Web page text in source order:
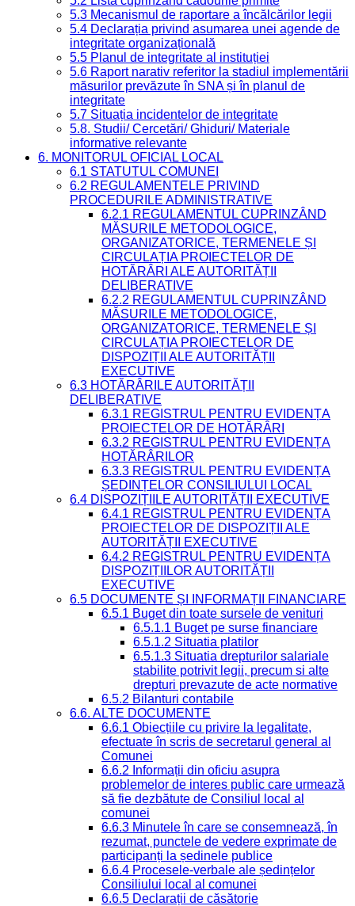
5.3 Mecanismul de raportare a încălcărilor legii
5.4 Declarația privind asumarea unei agende de
integritate organizațională
5.5 Planul de integritate al instituției
5.6 Raport narativ referitor la stadiul implementării
măsurilor prevăzute în SNA și în planul de
integritate
5.7 Situația incidentelor de integritate
5.8. Studii/ Cercetări/ Ghiduri/ Materiale
informative relevante
6. MONITORUL OFICIAL LOCAL
6.1 STATUTUL COMUNEI
6.2 REGULAMENTELE PRIVIND
PROCEDURILE ADMINISTRATIVE
6.2.1 REGULAMENTUL CUPRINZÂND
MĂSURILE METODOLOGICE,
ORGANIZATORICE, TERMENELE ȘI
CIRCULAȚIA PROIECTELOR DE
HOTĂRÂRI ALE AUTORITĂȚII
DELIBERATIVE
6.2.2 REGULAMENTUL CUPRINZÂND
MĂSURILE METODOLOGICE,
ORGANIZATORICE, TERMENELE ȘI
CIRCULAȚIA PROIECTELOR DE
DISPOZIȚII ALE AUTORITĂȚII
EXECUTIVE
6.3 HOTĂRÂRILE AUTORITĂȚII
DELIBERATIVE
6.3.1 REGISTRUL PENTRU EVIDENȚA
PROIECTELOR DE HOTĂRÂRI
6.3.2 REGISTRUL PENTRU EVIDENȚA
HOTĂRÂRILOR
6.3.3 REGISTRUL PENTRU EVIDENȚA
ȘEDINȚELOR CONSILIULUI LOCAL
6.4 DISPOZIȚIILE AUTORITĂȚII EXECUTIVE
6.4.1 REGISTRUL PENTRU EVIDENȚA
PROIECTELOR DE DISPOZIȚII ALE
AUTORITĂȚII EXECUTIVE
6.4.2 REGISTRUL PENTRU EVIDENȚA
DISPOZIȚIILOR AUTORITĂȚII
EXECUTIVE
6.5 DOCUMENTE ȘI INFORMAȚII FINANCIARE
6.5.1 Buget din toate sursele de venituri
6.5.1.1 Buget pe surse financiare
6.5.1.2 Situatia platilor
6.5.1.3 Situatia drepturilor salariale
stabilite potrivit legii, precum si alte
drepturi prevazute de acte normative
6.5.2 Bilanturi contabile
6.6. ALTE DOCUMENTE
6.6.1 Obiecțiile cu privire la legalitate,
efectuate în scris de secretarul general al
Comunei
6.6.2 Informații din oficiu asupra
problemelor de interes public care urmează
să fie dezbătute de Consiliul local al
comunei
6.6.3 Minutele în care se consemnează, în
rezumat, punctele de vedere exprimate de
participanți la ședinele publice
6.6.4 Procesele-verbale ale ședințelor
Consiliului local al comunei
6.6.5 Declarații de căsătorie